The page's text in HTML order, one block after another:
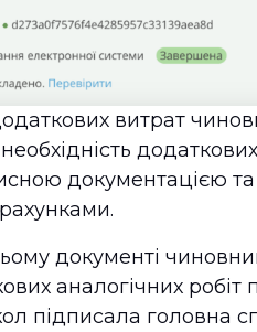
витрат
документацією
документі
аналогічних
підписала головна